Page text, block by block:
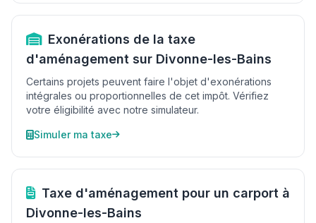
Exonérations de la taxe
d'aménagement sur Divonne-les-Bains
Certains projets peuvent faire l'objet d'exonérations
intégrales ou proportionnelles de cet impôt. Vérifiez
votre éligibilité avec notre simulateur.
Simuler ma taxe
Taxe d'aménagement pour un carport à
Divonne-les-Bains